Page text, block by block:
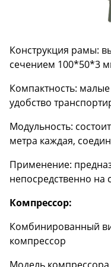
Конструкция рамы:
сечением 100*50*3
Компактность:
удобство
Модульность:
метра каждая,
Применение:
непосредственно на
Компрессор:
Комбинированный
компрессор